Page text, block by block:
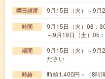
曜日頻度 9月15日（火）～9月
時間
9月15日（火）08：
～9月19日（土）05
期間
9月15日（火）～9
ださい
時給 時給1,400円～（8時